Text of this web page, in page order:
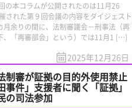
本コラムが公開されたのは11月26
された第９回会議の内容をダイジェスト
月余りの間に、法制審議会－刑事法（再
、「再審部会」という）では11月1 […]
2025年12月26日
制審が証拠の目的外使用禁止
事件」支援者に聞く「証拠」
の司法参加